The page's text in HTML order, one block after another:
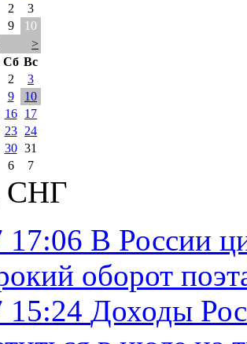
2
3
9
10
>
Сб Вс
2
3
9
10
16
17
23
24
30 31
6 7
СНГ
17:06 В России
оборот
15:24 Доходы